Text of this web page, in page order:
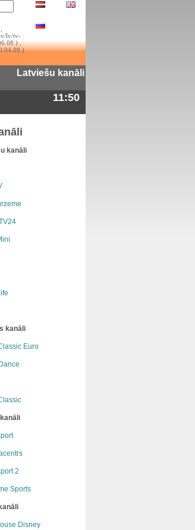
lv/tv-
,
04.08.)
Latviešu kanāli
11:50
kanāli
kanāli
Euro
2
Sports
Disney